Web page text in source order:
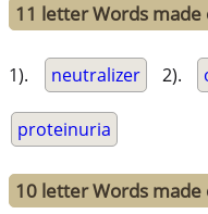
11 letter Words
1). neutralizer 2).
proteinuria
10 letter Words